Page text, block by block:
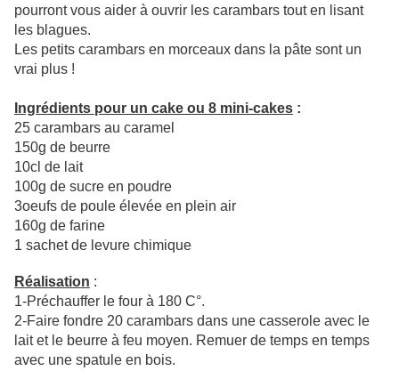
pourront vous aider à ouvrir les carambars tout en lisant
les blagues.
Les petits carambars en morceaux dans la pâte sont un
vrai plus !
Ingrédients pour un cake ou 8 mini-cakes :
25 carambars au caramel
150g de beurre
10cl de lait
100g de sucre en poudre
3oeufs de poule élevée en plein air
160g de farine
1 sachet de levure chimique
Réalisation :
1-Préchauffer le four à 180 C°.
2-Faire fondre 20 carambars dans une casserole avec le
lait et le beurre à feu moyen. Remuer de temps en temps
avec une spatule en bois.